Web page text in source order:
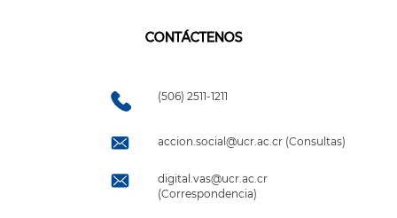
CONTÁCTENOS
(506) 2511-1211
accion.social@ucr.ac.cr (Consultas)
digital.vas@ucr.ac.cr
(Correspondencia)